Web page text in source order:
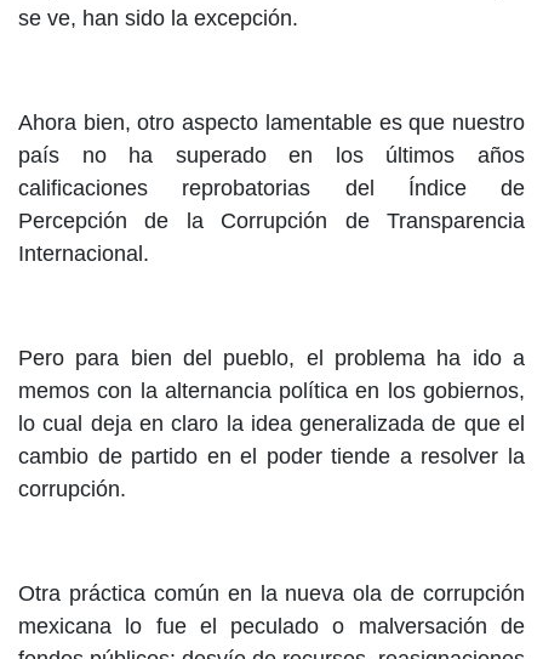
se ve, han sido la excepción.
Ahora bien, otro aspecto lamentable es que nuestro
país no ha superado en los últimos años
calificaciones reprobatorias del Índice de
Percepción de la Corrupción de Transparencia
Internacional.
Pero para bien del pueblo, el problema ha ido a
memos con la alternancia política en los gobiernos,
lo cual deja en claro la idea generalizada de que el
cambio de partido en el poder tiende a resolver la
corrupción.
Otra práctica común en la nueva ola de corrupción
mexicana lo fue el peculado o malversación de